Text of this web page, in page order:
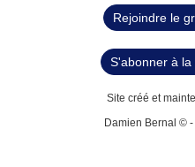
Rejoindre le
S'abonner à la
Site créé et
Damien Bernal ©